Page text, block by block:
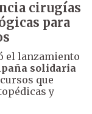
cirugías
para
el lanzamiento
solidaria
que
y